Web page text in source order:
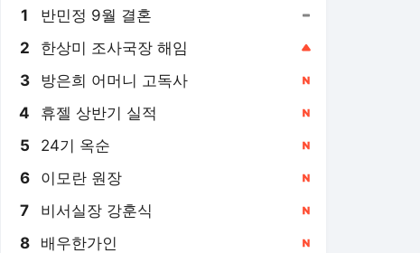
1 반민정 9월 결혼
3 방은희 어머니 고독사
4 휴젤 상반기 실적
5 24기 옥순
6 이모란 원장
7 비서실장 강훈식
8 배우한가인